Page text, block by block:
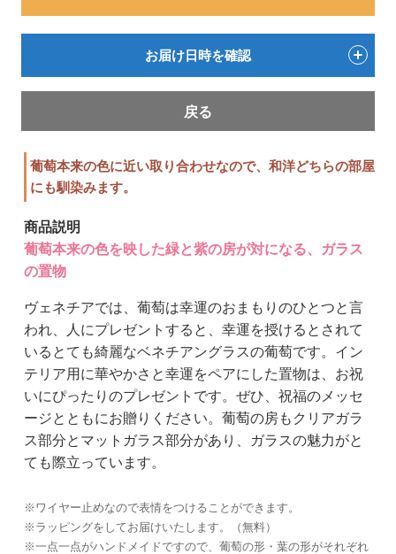
葡萄本来の色に近い取り合わせなので、和洋どちらの部屋
にも馴染みます。
商品説明
葡萄本来の色を映した緑と紫の房が対になる、ガラス
の置物
ヴェネチアでは、葡萄は幸運のおまもりのひとつと言
われ、人にプレゼントすると、幸運を授けるとされて
いるとても綺麗なベネチアングラスの葡萄です。イン
テリア用に華やかさと幸運をペアにした置物は、お祝
いにぴったりのプレゼントです。ぜひ、祝福のメッセ
ージとともにお贈りください。葡萄の房もクリアガラ
ス部分とマットガラス部分があり、ガラスの魅力がと
ても際立っています。
※ワイヤー止めなので表情をつけることができます。
※ラッピングをしてお届けいたします。（無料）
※一点一点がハンドメイドですので、葡萄の形・葉の形がそれぞれ
お届け日時を確認
戻る